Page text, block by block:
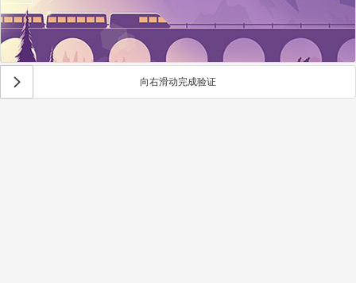
向右滑动完成验证